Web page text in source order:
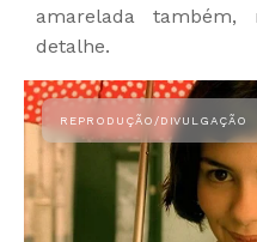
amarelada
detalhe.